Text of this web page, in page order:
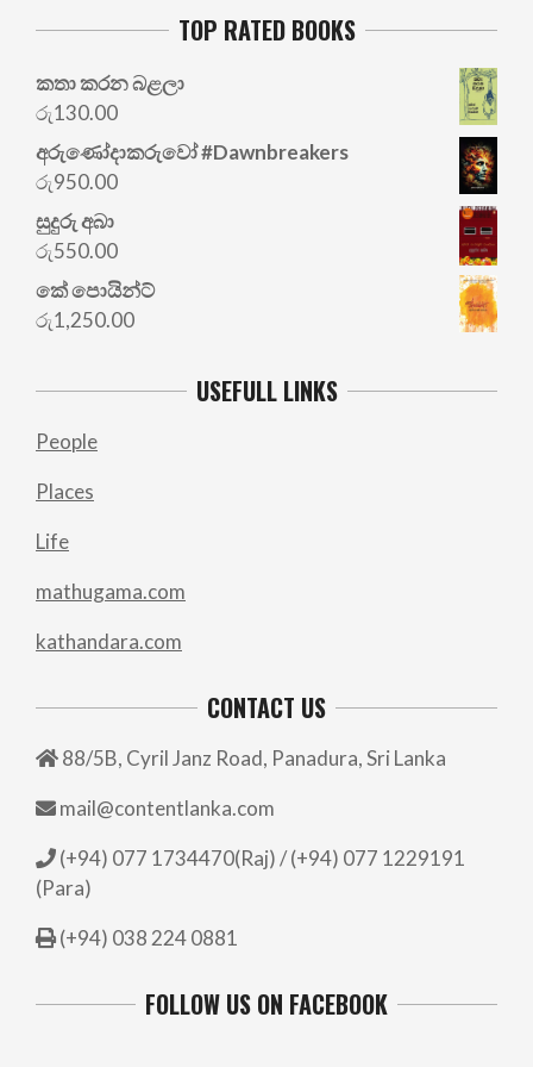
TOP RATED BOOKS
කතා කරන බළලා
රු130.00
අරු‍ණෝදාකරුවෝ #Dawnbreakers
රු950.00
සුදුරු අබා
රු550.00
කේ පොයින්ට්
රු1,250.00
USEFULL LINKS
People
Places
Life
mathugama.com
kathandara.com
CONTACT US
88/5B, Cyril Janz Road, Panadura, Sri Lanka
mail@contentlanka.com
(+94) 077 1734470(Raj) / (+94) 077 1229191
(Para)
(+94) 038 224 0881
FOLLOW US ON FACEBOOK